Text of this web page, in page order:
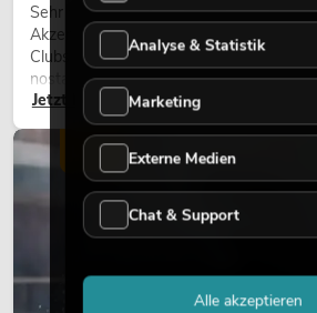
Sehr warmes Licht, sichtbare
Akzente prägen viele aktuelle
Clubs und bei Events. Retro-Licht ist
nostalgischer Effekt, sondern ein
Gestaltungsmittel: Es schafft
Charakter und kann technische LED-
wirken lassen.
Jetzt lesen
LICHT
Analyse & Statistik
Marketing
Externe Medien
Chat & Support
Alle akzeptieren